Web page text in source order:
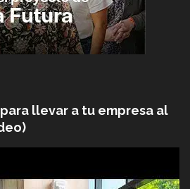
llevar a tu empresa al